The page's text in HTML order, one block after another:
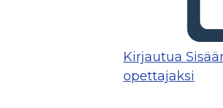
Kirjautua
opettajaksi